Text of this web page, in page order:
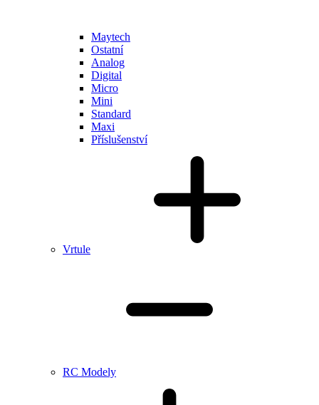
Maytech
Ostatní
Analog
Digital
Micro
Mini
Standard
Maxi
Příslušenství
Vrtule
RC Modely